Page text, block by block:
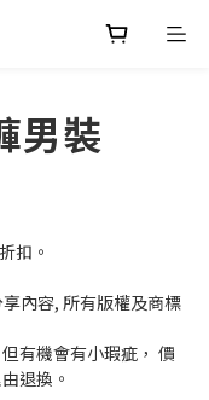
男裝
扣。
內容, 所有版權及商標
有機會有小瑕疵， 價
退換。